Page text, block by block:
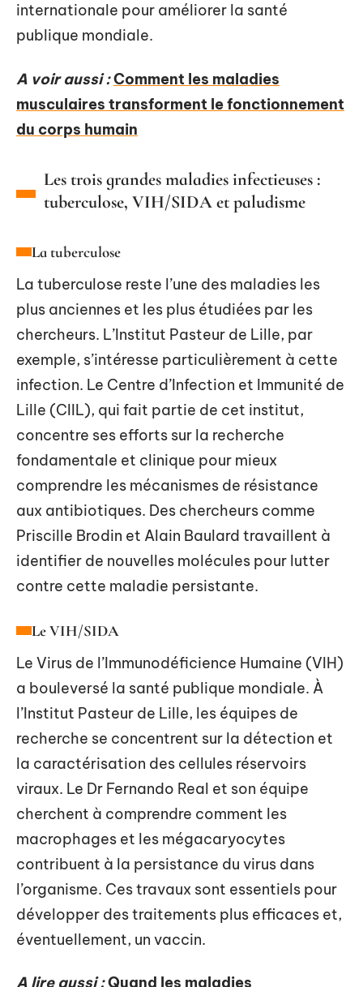
internationale pour améliorer la santé
publique mondiale.
A voir aussi :Comment les maladies
musculaires transforment le fonctionnement
du corps humain
Les trois grandes maladies infectieuses :
tuberculose, VIH/SIDA et paludisme
La tuberculose
La tuberculose reste l’une des maladies les
plus anciennes et les plus étudiées par les
chercheurs. L’Institut Pasteur de Lille, par
exemple, s’intéresse particulièrement à cette
infection. Le Centre d’Infection et Immunité de
Lille (CIIL), qui fait partie de cet institut,
concentre ses efforts sur la recherche
fondamentale et clinique pour mieux
comprendre les mécanismes de résistance
aux antibiotiques. Des chercheurs comme
Priscille Brodin et Alain Baulard travaillent à
identifier de nouvelles molécules pour lutter
contre cette maladie persistante.
Le VIH/SIDA
Le Virus de l’Immunodéficience Humaine (VIH)
a bouleversé la santé publique mondiale. À
l’Institut Pasteur de Lille, les équipes de
recherche se concentrent sur la détection et
la caractérisation des cellules réservoirs
viraux. Le Dr Fernando Real et son équipe
cherchent à comprendre comment les
macrophages et les mégacaryocytes
contribuent à la persistance du virus dans
l’organisme. Ces travaux sont essentiels pour
développer des traitements plus efficaces et,
éventuellement, un vaccin.
A lire aussi :Quand les maladies